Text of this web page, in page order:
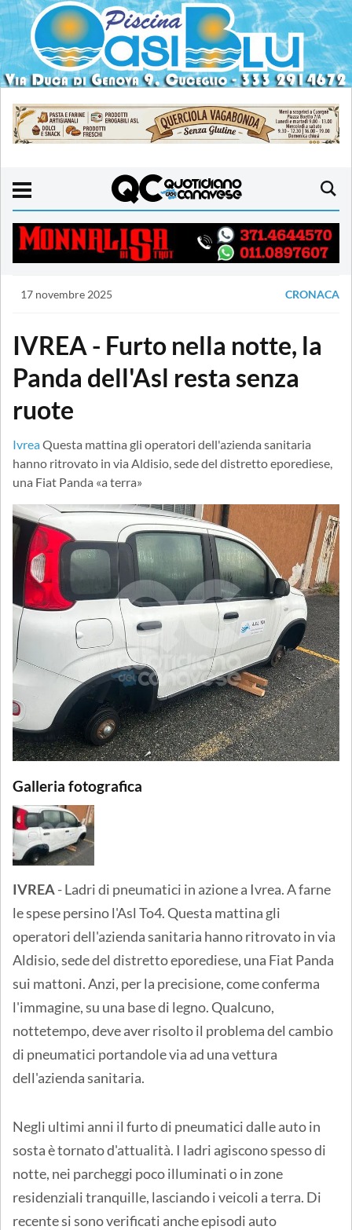
17 novembre 2025 CRONACA
IVREA - Furto nella notte, la
Panda dell'Asl resta senza
ruote
IvreaQuesta mattina gli operatori dell'azienda sanitaria
hanno ritrovato in via Aldisio, sede del distretto eporediese,
una Fiat Panda «a terra»
Galleria fotografica
IVREA- Ladri di pneumatici in azione a Ivrea. A farne
le spese persino l'Asl To4. Questa mattina gli
operatori dell'azienda sanitaria hanno ritrovato in via
Aldisio, sede del distretto eporediese, una Fiat Panda
sui mattoni. Anzi, per la precisione, come conferma
l'immagine, su una base di legno. Qualcuno,
nottetempo, deve aver risolto il problema del cambio
di pneumatici portandole via ad una vettura
dell'azienda sanitaria.
Negli ultimi anni il furto di pneumatici dalle auto in
sosta è tornato d'attualità. I ladri agiscono spesso di
notte, nei parcheggi poco illuminati o in zone
residenziali tranquille, lasciando i veicoli a terra. Di
recente si sono verificati anche episodi auto